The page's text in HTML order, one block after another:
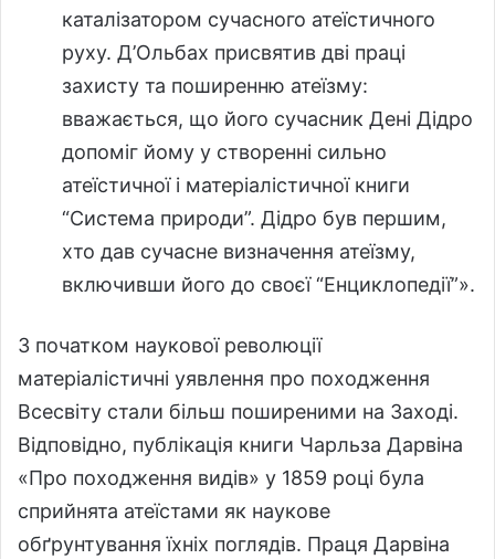
каталізатором сучасного атеїстичного
руху. Д’Ольбах присвятив дві праці
захисту та поширенню атеїзму:
вважається, що його сучасник Дені Дідро
допоміг йому у створенні сильно
атеїстичної і матеріалістичної книги
“Система природи”. Дідро був першим,
хто дав сучасне визначення атеїзму,
включивши його до своєї “Енциклопедії”».
З початком наукової революції
матеріалістичні уявлення про походження
Всесвіту стали більш поширеними на Заході.
Відповідно, публікація книги Чарльза Дарвіна
«Про походження видів» у 1859 році була
сприйнята атеїстами як наукове
обґрунтування їхніх поглядів. Праця Дарвіна